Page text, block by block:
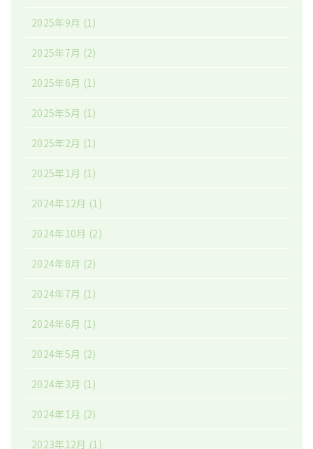
2025年9月 (1)
2025年7月 (2)
2025年6月 (1)
2025年5月 (1)
2025年2月 (1)
2025年1月 (1)
2024年12月 (1)
2024年10月 (2)
2024年8月 (2)
2024年7月 (1)
2024年6月 (1)
2024年5月 (2)
2024年3月 (1)
2024年1月 (2)
2023年12月 (1)